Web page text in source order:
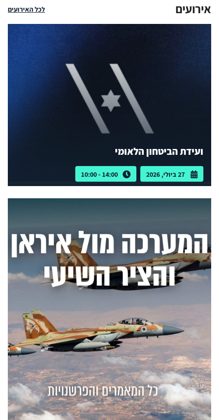
אירועים לכל האירועים
ועידת הביטחון הלאומי
27 ביולי, 2026 14:00 - 10:00